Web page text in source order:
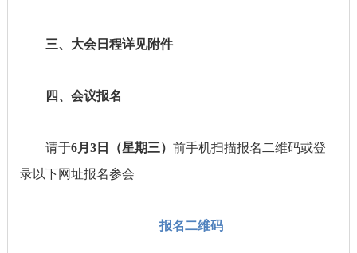
三、大会日程详见附件
四、会议报名
请于6月3日（星期三） 前手机扫描报名二维码或登
录以下网址报名参会
报名二维码